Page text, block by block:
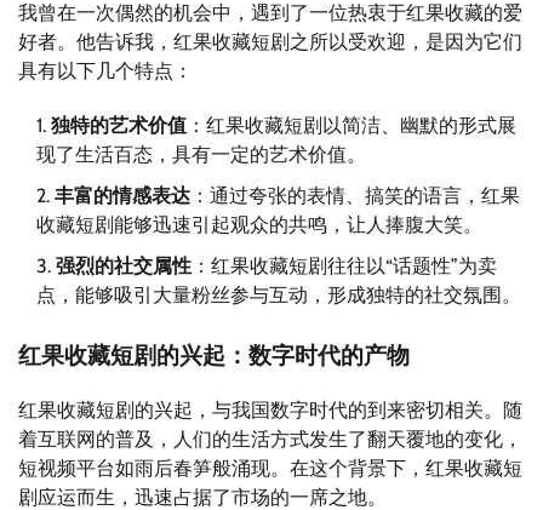
我曾在一次偶然的机会中，遇到了一位热衷于红果收藏的爱
好者。他告诉我，红果收藏短剧之所以受欢迎，是因为它们
具有以下几个特点：
独特的艺术价值 ：红果收藏短剧以简洁、幽默的形式展
现了生活百态，具有一定的艺术价值。
丰富的情感表达 ：通过夸张的表情、搞笑的语言，红果
收藏短剧能够迅速引起观众的共鸣，让人捧腹大笑。
强烈的社交属性 ：红果收藏短剧往往以“话题性”为卖
点，能够吸引大量粉丝参与互动，形成独特的社交氛围。
红果收藏短剧的兴起：数字时代的产物
红果收藏短剧的兴起，与我国数字时代的到来密切相关。随
着互联网的普及，人们的生活方式发生了翻天覆地的变化，
短视频平台如雨后春笋般涌现。在这个背景下，红果收藏短
剧应运而生，迅速占据了市场的一席之地。